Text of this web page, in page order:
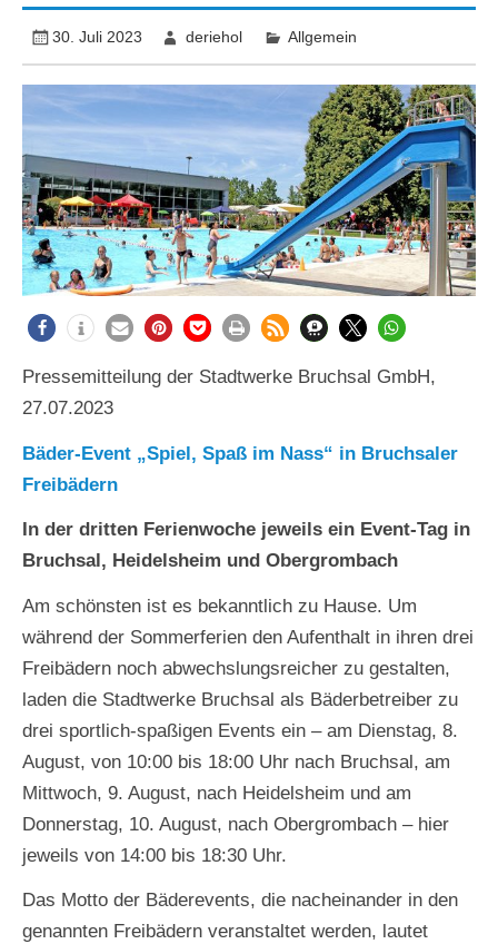
30. Juli 2023 deriehol Allgemein
Pressemitteilung der Stadtwerke Bruchsal GmbH,
27.07.2023
Bäder-Event „Spiel, Spaß im Nass“ in Bruchsaler
Freibädern
In der dritten Ferienwoche jeweils ein Event-Tag in
Bruchsal, Heidelsheim und Obergrombach
Am schönsten ist es bekanntlich zu Hause. Um
während der Sommerferien den Aufenthalt in ihren drei
Freibädern noch abwechslungsreicher zu gestalten,
laden die Stadtwerke Bruchsal als Bäderbetreiber zu
drei sportlich-spaßigen Events ein – am Dienstag, 8.
August, von 10:00 bis 18:00 Uhr nach Bruchsal, am
Mittwoch, 9. August, nach Heidelsheim und am
Donnerstag, 10. August, nach Obergrombach – hier
jeweils von 14:00 bis 18:30 Uhr.
Das Motto der Bäderevents, die nacheinander in den
genannten Freibädern veranstaltet werden, lautet